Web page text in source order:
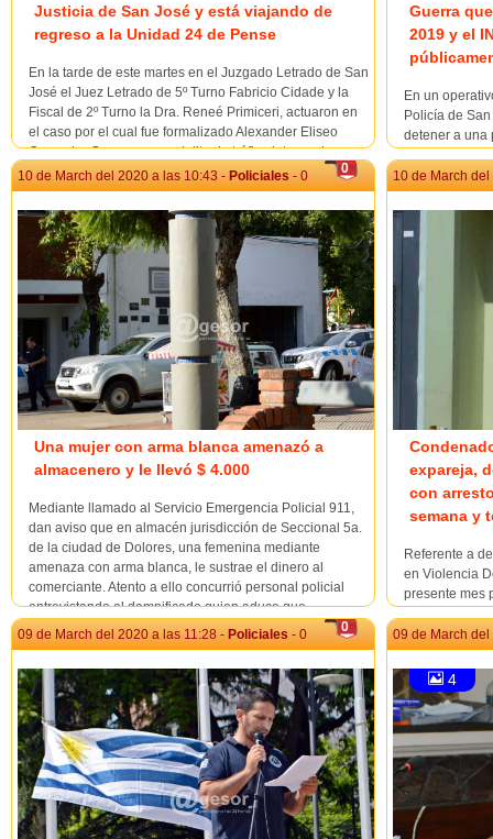
Justicia de San José y está viajando de
regreso a la Unidad 24 de Pense
En la tarde de este martes en el Juzgado Letrado de San
José el Juez Letrado de 5º Turno Fabricio Cidade y la
Fiscal de 2º Turno la Dra. Reneé Primiceri, actuaron en
el caso por el cual fue formalizado Alexander Eliseo
Camacho Guerra por un delito de tráfico interno de arma
tras hallársele uno en la noche en...
Guerra
2019 y el
En un
Policía de
detener a una
que se
Pense en
0
10 de March del 2020 a las 10:43 - Policiales - 0
Una mujer con arma blanca amenazó a
almacenero y le llevó $ 4.000
Mediante llamado al Servicio Emergencia Policial 911,
dan aviso que en almacén jurisdicción de Seccional 5a.
de la ciudad de Dolores, una femenina mediante
amenaza con arma blanca, le sustrae el dinero al
comerciante. Atento a ello concurrió personal policial
entrevistando al damnificado quien aduce que
momentos antes ingres...
10 de March
expareja,
con
semana y
Referente a
en Violencia
presente mes
masculino
“un delito de
0
09 de March del 2020 a las 11:28 - Policiales - 0 09 de March
4